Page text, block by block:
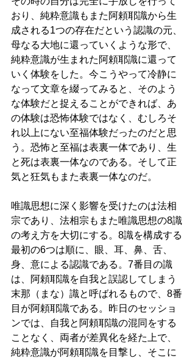
おり、純粋意識もまた阿頼耶識から生
成される1つの存在だという認識の元、
母なる大地に還っていくような形で、
純粋意識が生まれた阿頼耶識に還って
いく体験をした。今こうやって冷静に
なって文章を綴ってみると、そのよう
な体験だと捉えることができれば、あ
の体験は恐怖体験ではなく、むしろそ
れ以上にない至福体験だったのだと思
う。恐怖と至福は表裏一体であり、生
と死は表裏一体なのである。そして正
気と狂気もまた表裏一体なのだ。
唯識思想に深く影響を受けたのは法相
宗であり、法相宗もまた唯識思想の8識
の考え方を大切にする。8識を構成する
最初の6つは順に、眼、耳、鼻、舌、
身、意による認識である。7番目の識
は、阿頼耶識を自我と誤認してしまう
末那（まな）識と呼ばれるもので、8番
目が阿頼耶識である。昨日のセッショ
ンでは、自我と阿頼耶識の混同をする
ことなく、両者が差異化を経た上で、
純粋意識が阿頼耶識を目撃し、そこに